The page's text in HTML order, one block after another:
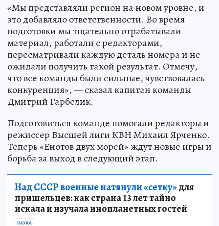
«Мы представляли регион на новом уровне, и
это добавляло ответственности. Во время
подготовки мы тщательно отрабатывали
материал, работали с редакторами,
пересматривали каждую деталь номера и не
ожидали получить такой результат. Отмечу,
что все команды были сильные, чувствовалась
конкуренция», — сказал капитан команды
Дмитрий Гарбелик.
Подготовиться команде помогали редакторы и
режиссер Высшей лиги КВН Михаил Ярченко.
Теперь «Енотов двух морей» ждут новые игры и
борьба за выход в следующий этап.
Над СССР военные натянули «сетку»для
пришельцев: как страна 13 лет тайно
искала и изучала инопланетных гостей
НАУКА